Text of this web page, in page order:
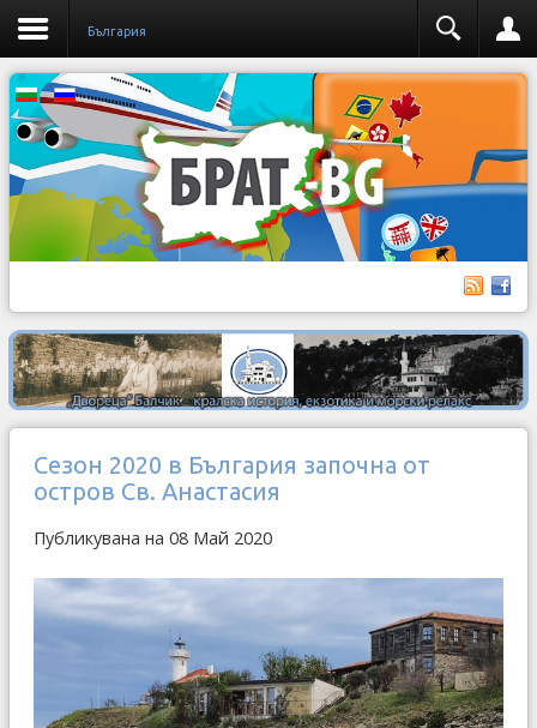
България
Сезон 2020 в България започна от
остров Св. Анастасия
Публикувана на 08 Май 2020